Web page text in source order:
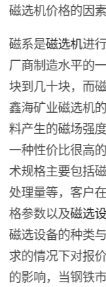
磁选机价格的因
磁系是磁选机进
厂商制造水平的
块到几十块，而
鑫海矿业磁选机
料产生的磁场强
一种性价比很高
术规格主要包括
处理量等，客户
格参数以及磁选
磁选设备的种类
求的情况下对报
的影响，当钢铁